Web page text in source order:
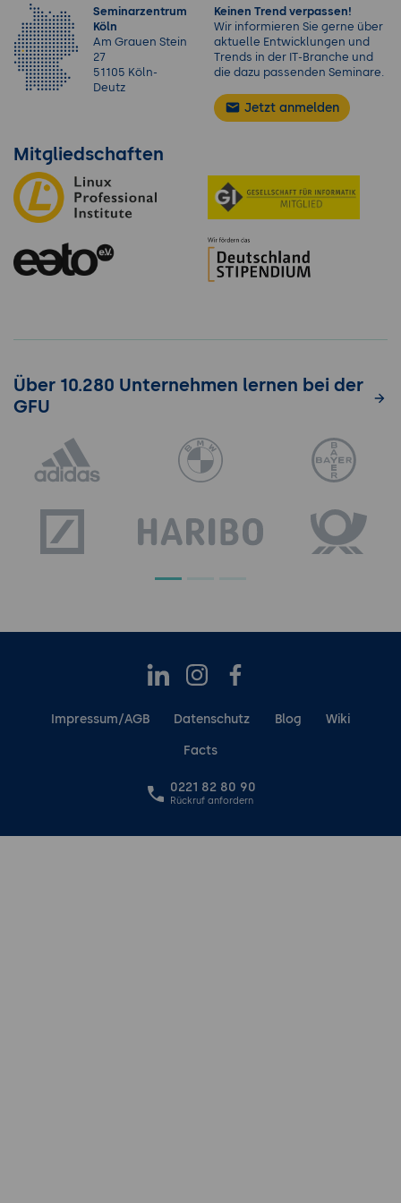
Seminarzentrum
Köln
Am Grauen Stein
27
51105 Köln-
Deutz
Keinen Trend verpassen!
Wir informieren Sie gerne über
aktuelle Entwicklungen und
Trends in der IT-Branche und
die dazu passenden Seminare.
Jetzt anmelden
Mitgliedschaften
Über 10.280 Unternehmen lernen bei der
GFU
LinkedInInstagramFacebook
Impressum/AGB Datenschutz Blog Wiki
Facts
0221 82 80 90
Rückruf anfordern